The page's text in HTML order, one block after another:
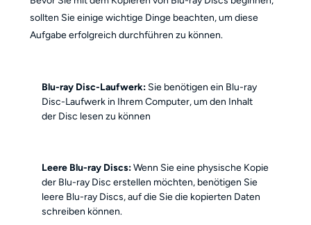
sollten Sie einige wichtige Dinge beachten, um diese
Aufgabe erfolgreich durchführen zu können.
Blu-ray Disc-Laufwerk: Sie benötigen ein Blu-ray
Disc-Laufwerk in Ihrem Computer, um den Inhalt
der Disc lesen zu können
Leere Blu-ray Discs:Wenn Sie eine physische Kopie
der Blu-ray Disc erstellen möchten, benötigen Sie
leere Blu-ray Discs, auf die Sie die kopierten Daten
schreiben können.